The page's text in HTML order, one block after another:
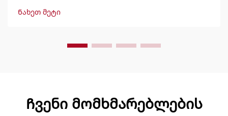
მსოფლიოში ნდობით გამოიყენება გამძლეობის,
მარტივად მართვის და მინიმალური შესვენების გამო.
Ნახეთ მეტი
Ჩვენი მომხმარებლების